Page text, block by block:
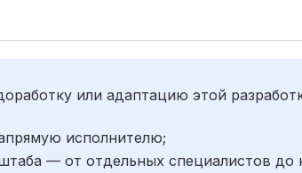
или адаптацию этой
исполнителю;
— от отдельных специалистов до